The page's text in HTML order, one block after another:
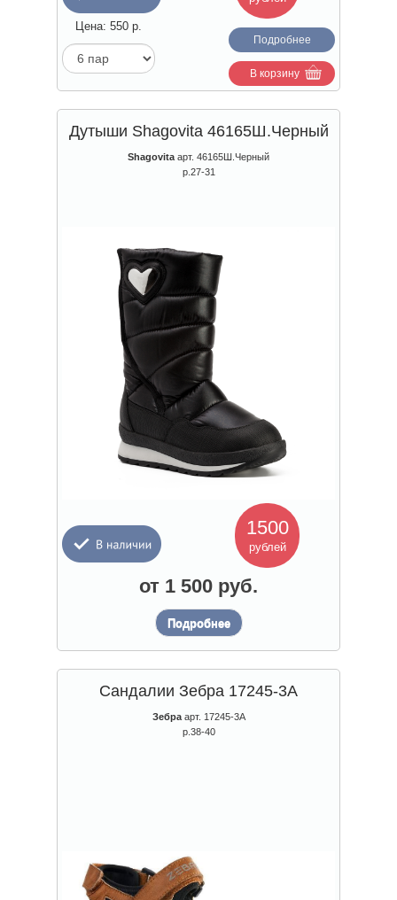
Цена: 550 р.
Подробнее
В корзину
Дутыши Shagovita 46165Ш.Черный
Shagovita арт. 46165Ш.Черный
р.27-31
1500
рублей
от 1 500 руб.
Подробнее
Сандалии Зебра 17245-3А
Зебраарт. 17245-3А
р.38-40